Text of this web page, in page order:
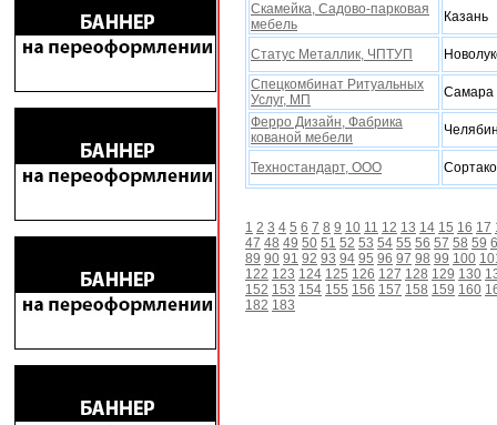
Скамейка, Садово-парковая
мебель
Казань
Статус Металлик, ЧПТУП
Спецкомбинат Ритуальных
Услуг, МП
Самара
Ферро Дизайн, Фабрика
кованой мебели
Теxностандарт, ООО
1 2 3 4 5 6 7 8 9 10 11 12 13 14 15 16 17
47 48 49 50 51 52 53 54 55 56 57 58 59
89 90 91 92 93 94 95 96 97 98 99 100
122 123 124 125 126 127 128 129 130
152 153 154 155 156 157 158 159 160
182 183